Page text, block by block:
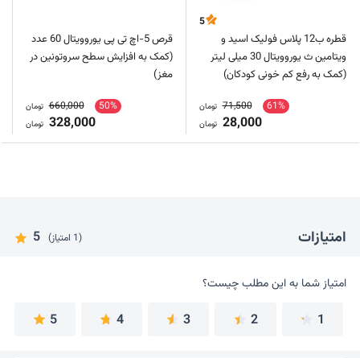
5
قطره ب12 پلاس فولیک اسید و
ویتامین ث یوروویتال 30 میلی لیتر
(کمک به رفع کم خونی کودکان)
61%
71,500 تومان
28,000 تومان
قرص 5-اچ تی پی یوروویتال 60 عدد
(کمک به افزایش سطح سروتونین در
مغز)
50%
660,000 تومان
328,000 تومان
امتیازات (1 امتیاز) 5
امتیاز شما به این مطلب چیست؟
امتیاز شما به این مطلب چیست؟
1
2
3
4
5